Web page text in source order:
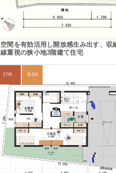
空間を有効活用し開放感生み出す、収
線重視の狭小地3階建て住宅
27坪〜30坪 3LDK